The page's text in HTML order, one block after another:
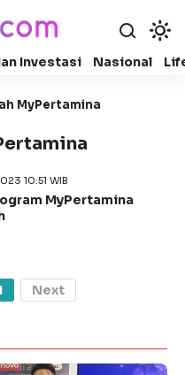
Investasi Nasional
MyPertamina
10:51 WIB
MyPertamina
Next